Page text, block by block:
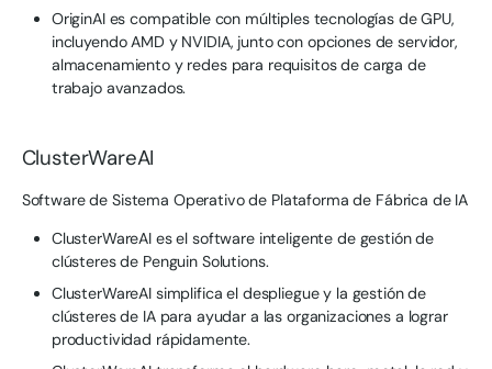
OriginAI es compatible con múltiples tecnologías de GPU,
incluyendo AMD y NVIDIA, junto con opciones de servidor,
almacenamiento y redes para requisitos de carga de
trabajo avanzados.
ClusterWareAI
Software de Sistema Operativo de Plataforma de Fábrica de IA
ClusterWareAI es el software inteligente de gestión de
clústeres de Penguin Solutions.
ClusterWareAI simplifica el despliegue y la gestión de
clústeres de IA para ayudar a las organizaciones a lograr
productividad rápidamente.